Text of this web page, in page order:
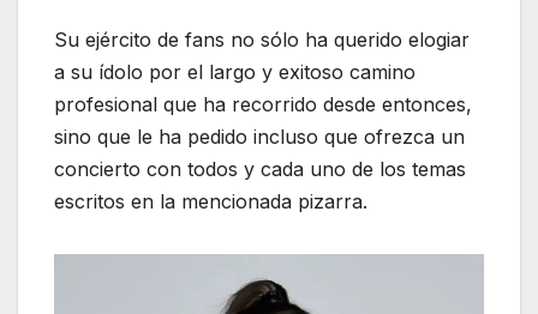
Su ejército de fans no sólo ha querido elogiar
a su ídolo por el largo y exitoso camino
profesional que ha recorrido desde entonces,
sino que le ha pedido incluso que ofrezca un
concierto con todos y cada uno de los temas
escritos en la mencionada pizarra.